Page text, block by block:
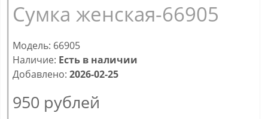
Сумка женская-66905
Модель: 66905
Наличие: Есть в наличии
Добавлено: 2026-02-25
950 рублей